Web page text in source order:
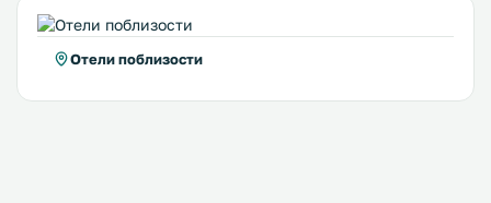
Отели поблизости